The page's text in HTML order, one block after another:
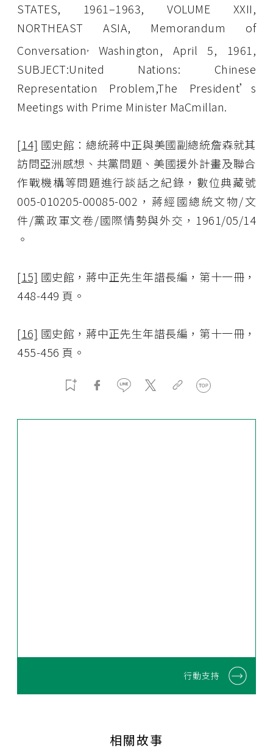
STATES, 1961–1963, VOLUME XXII,
NORTHEAST ASIA, Memorandum of
Conversation, Washington, April 5, 1961,
SUBJECT:United Nations: Chinese
Representation Problem,The President’s
Meetings with Prime Minister MaCmillan.
[14] 國史館：總統蔣中正與美國副總統詹森就其
訪問亞洲感想、共黨問題、美國援外計畫及聯合
作戰機構等問題進行談話之紀錄，數位典藏號
005-010205-00085-002，蔣經國總統文物/文
件/黨政軍文卷/國際情勢與外交，1961/05/14
。
[15] 國史館，蔣中正先生年譜長編，第十一冊，
448-449 頁。
[16] 國史館，蔣中正先生年譜長編，第十一冊，
455-456 頁。
行動支持
相關故事